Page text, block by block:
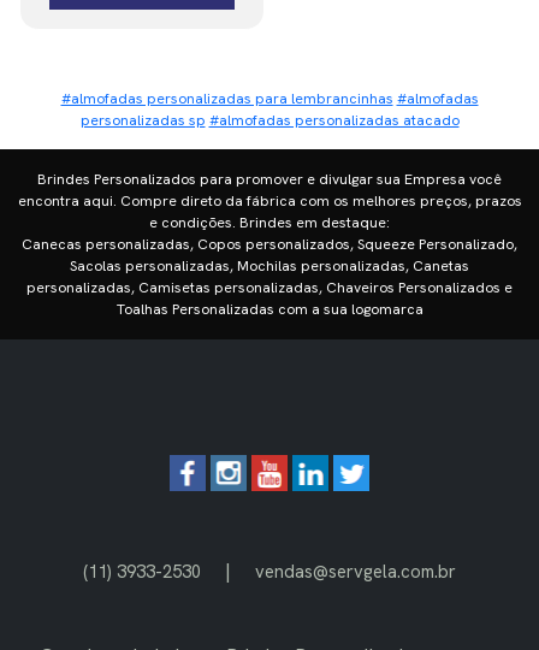
#almofadas personalizadas para lembrancinhas #almofadas
personalizadas sp #almofadas personalizadas atacado
Brindes Personalizados para promover e divulgar sua Empresa você
encontra aqui. Compre direto da fábrica com os melhores preços, prazos
e condições. Brindes em destaque:
Canecas personalizadas, Copos personalizados, Squeeze Personalizado,
Sacolas personalizadas, Mochilas personalizadas, Canetas
personalizadas, Camisetas personalizadas, Chaveiros Personalizados e
Toalhas Personalizadas com a sua logomarca
(11) 3933-2530 | vendas@servgela.com.br